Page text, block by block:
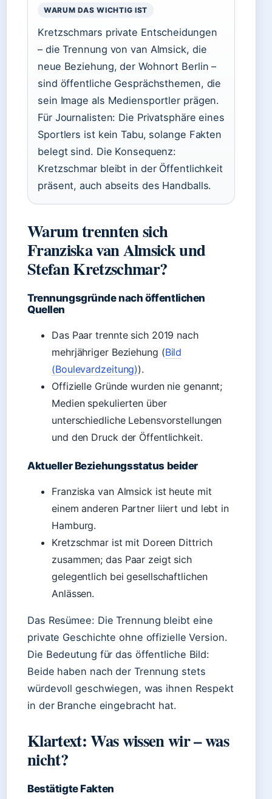
WARUM DAS WICHTIG IST
Kretzschmars private Entscheidungen
– die Trennung von van Almsick, die
neue Beziehung, der Wohnort Berlin –
sind öffentliche Gesprächsthemen, die
sein Image als Mediensportler prägen.
Für Journalisten: Die Privatsphäre eines
Sportlers ist kein Tabu, solange Fakten
belegt sind. Die Konsequenz:
Kretzschmar bleibt in der Öffentlichkeit
präsent, auch abseits des Handballs.
Warum trennten sich
Franziska van Almsick und
Stefan Kretzschmar?
Trennungsgründe nach öffentlichen
Quellen
Das Paar trennte sich 2019 nach
mehrjähriger Beziehung (Bild
(Boulevardzeitung)).
Offizielle Gründe wurden nie genannt;
Medien spekulierten über
unterschiedliche Lebensvorstellungen
und den Druck der Öffentlichkeit.
Aktueller Beziehungsstatus beider
Franziska van Almsick ist heute mit
einem anderen Partner liiert und lebt in
Hamburg.
Kretzschmar ist mit Doreen Dittrich
zusammen; das Paar zeigt sich
gelegentlich bei gesellschaftlichen
Anlässen.
Das Resümee: Die Trennung bleibt eine
private Geschichte ohne offizielle Version.
Die Bedeutung für das öffentliche Bild:
Beide haben nach der Trennung stets
würdevoll geschwiegen, was ihnen Respekt
in der Branche eingebracht hat.
Klartext: Was wissen wir – was
nicht?
Bestätigte Fakten